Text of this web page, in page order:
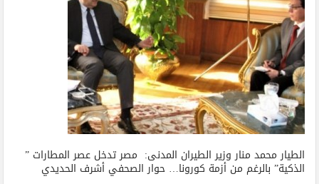
الطيار محمد منار وزير الطيران المدنى: مصر تدخل عصر المطارات ”
الذكية” بالرغم من أزمة كورونا… حوار الصحفي أشرف الحديدي